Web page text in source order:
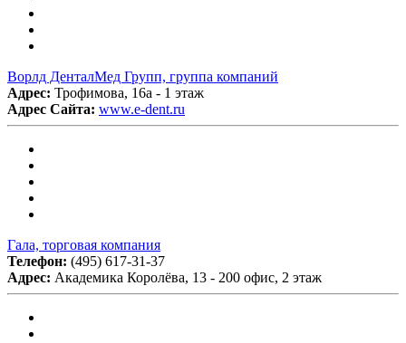
Ворлд ДенталМед Групп, группа компаний
Адрес: Трофимова, 16а - 1 этаж
Адрес Сайта: www.e-dent.ru
Гала, торговая компания
Телефон: (495) 617-31-37
Адрес: Академика Королёва, 13 - 200 офис, 2 этаж